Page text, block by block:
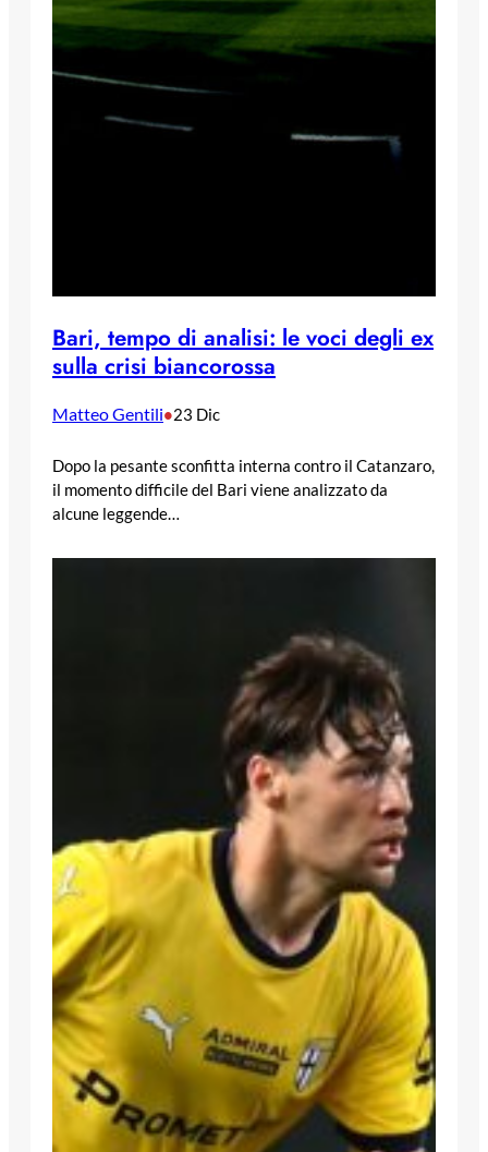
Bari, tempo di analisi: le voci degli ex
sulla crisi biancorossa
Matteo Gentili•23 Dic
Dopo la pesante sconfitta interna contro il Catanzaro,
il momento difficile del Bari viene analizzato da
alcune leggende…